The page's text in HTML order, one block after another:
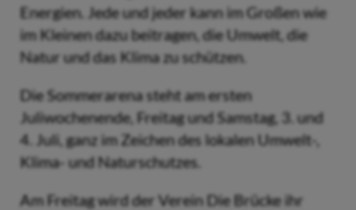
Energien. Jede und jeder kann im Großen wie
im Kleinen dazu beitragen, die Umwelt, die
Natur und das Klima zu schützen.
Die Sommerarena steht am ersten
Juliwochenende, Freitag und Samstag, 3. und
4. Juli, ganz im Zeichen des lokalen Umwelt-,
Klima- und Naturschutzes.
Am Freitag wird der Verein Die Brücke ihr